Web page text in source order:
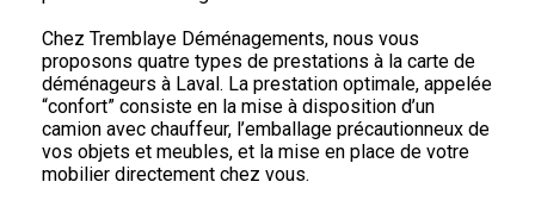
Chez Tremblaye Déménagements, nous vous
proposons quatre types de prestations à la carte de
déménageurs à Laval. La prestation optimale, appelée
“confort” consiste en la mise à disposition d’un
camion avec chauffeur, l’emballage précautionneux de
vos objets et meubles, et la mise en place de votre
mobilier directement chez vous.